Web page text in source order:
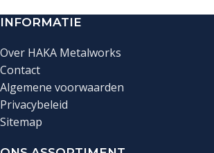
INFORMATIE
Over HAKA Metalworks
Contact
Algemene voorwaarden
Privacybeleid
Sitemap